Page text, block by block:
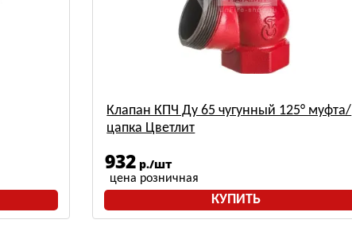
Клапан КПЧ Ду 65 чугунный 125° муфта/
цапка Цветлит
932 р./шт
цена розничная
КУПИТЬ